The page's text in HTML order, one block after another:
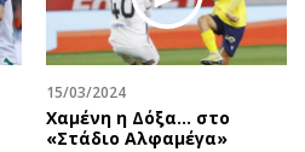
15/03/2024
Χαμένη η Δόξα… στο
«Στάδιο Αλφαμέγα»